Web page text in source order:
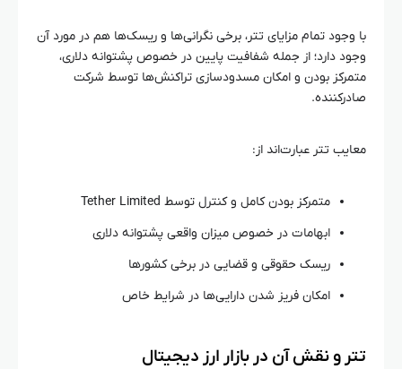
با وجود تمام مزایای تتر، برخی نگرانی‌ها و ریسک‌ها هم در مورد آن
وجود دارد؛ از جمله شفافیت پایین در خصوص پشتوانه دلاری،
متمرکز بودن و امکان مسدودسازی تراکنش‌ها توسط شرکت
صادرکننده.
معایب تتر عبارت‌اند از:
متمرکز بودن کامل و کنترل توسط Tether Limited
ابهامات در خصوص میزان واقعی پشتوانه دلاری
ریسک حقوقی و قضایی در برخی کشورها
امکان فریز شدن دارایی‌ها در شرایط خاص
تتر و نقش آن در بازار ارز دیجیتال